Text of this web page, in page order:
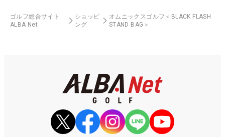
ゴルフ総合サイト
ALBA Net
ショッピ
ング
オムニックスゴルフ＜BLACK FLASH
STAND BAG＞